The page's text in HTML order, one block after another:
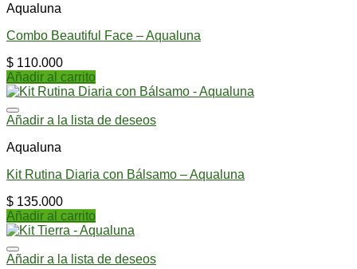
Aqualuna
Combo Beautiful Face – Aqualuna
$ 110.000
Añadir al carrito
Añadir a la lista de deseos
Aqualuna
Kit Rutina Diaria con Bálsamo – Aqualuna
$ 135.000
Añadir al carrito
Añadir a la lista de deseos